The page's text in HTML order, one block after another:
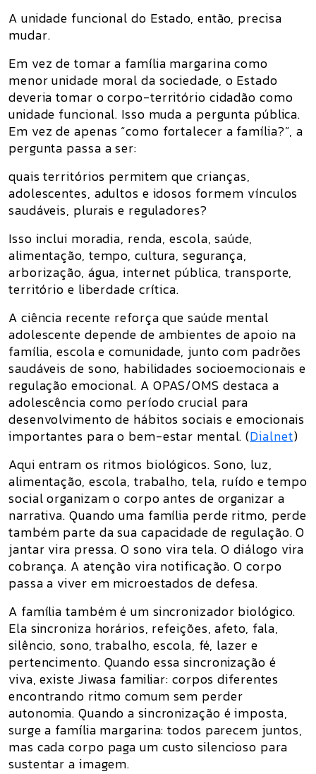
A unidade funcional do Estado, então, precisa
mudar.
Em vez de tomar a família margarina como
menor unidade moral da sociedade, o Estado
deveria tomar ocorpo-território cidadão como
unidade funcional. Isso muda a pergunta pública.
Em vez de apenas “como fortalecer a família?”, a
pergunta passa a ser:
quais territórios permitem que crianças,
adolescentes, adultos e idosos formem vínculos
saudáveis, plurais e reguladores?
Isso inclui moradia, renda, escola, saúde,
alimentação, tempo, cultura, segurança,
arborização, água, internet pública, transporte,
território e liberdade crítica.
A ciência recente reforça que saúde mental
adolescente depende de ambientes de apoio na
família, escola e comunidade, junto com padrões
saudáveis de sono, habilidades socioemocionais e
regulação emocional. A OPAS/OMS destaca a
adolescência como período crucial para
desenvolvimento de hábitos sociais e emocionais
importantes para o bem-estar mental. (Dialnet)
Aqui entram os ritmos biológicos. Sono, luz,
alimentação, escola, trabalho, tela, ruído e tempo
social organizam o corpo antes de organizar a
narrativa. Quando uma família perde ritmo, perde
também parte da sua capacidade de regulação. O
jantar vira pressa. O sono vira tela. O diálogo vira
cobrança. A atenção vira notificação. O corpo
passa a viver em microestados de defesa.
A família também é um sincronizador biológico.
Ela sincroniza horários, refeições, afeto, fala,
silêncio, sono, trabalho, escola, fé, lazer e
pertencimento. Quando essa sincronização é
viva, existe Jiwasa familiar: corpos diferentes
encontrando ritmo comum sem perder
autonomia. Quando a sincronização é imposta,
surge a família margarina: todos parecem juntos,
mas cada corpo paga um custo silencioso para
sustentar a imagem.